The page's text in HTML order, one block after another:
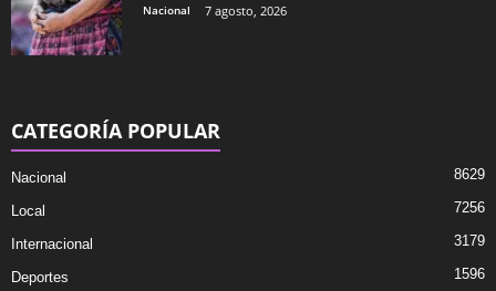
Nacional 7 agosto, 2026
CATEGORÍA POPULAR
Nacional 8629
Local 7256
Internacional 3179
Deportes 1596